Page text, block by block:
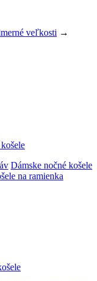
veľkosti →
Dámske nočné košele
na ramienka